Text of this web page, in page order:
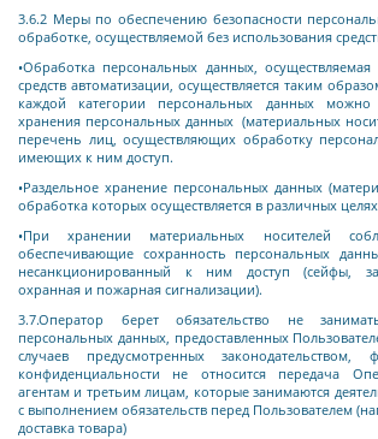
3.6.2 Меры по обеспечению безопасности
обработке, осуществляемой без использования
•Обработка персональных данных, осуществляемая
средств автоматизации, осуществляется таким
каждой категории персональных данных можно
хранения персональных данных (материальных
перечень лиц, осуществляющих обработку
имеющих к ним доступ.
•Раздельное хранение персональных данных
обработка которых осуществляется в различных
•При хранении материальных носителей
обеспечивающие сохранность персональных
несанкционированный к ним доступ (сейфы,
охранная и пожарная сигнализации).
3.7.Оператор берет обязательство не
персональных данных, предоставленных
случаев предусмотренных законодательством,
конфиденциальности не относится передача
агентам и третьим лицам, которые занимаются
с выполнением обязательств перед Пользователем
доставка товара)